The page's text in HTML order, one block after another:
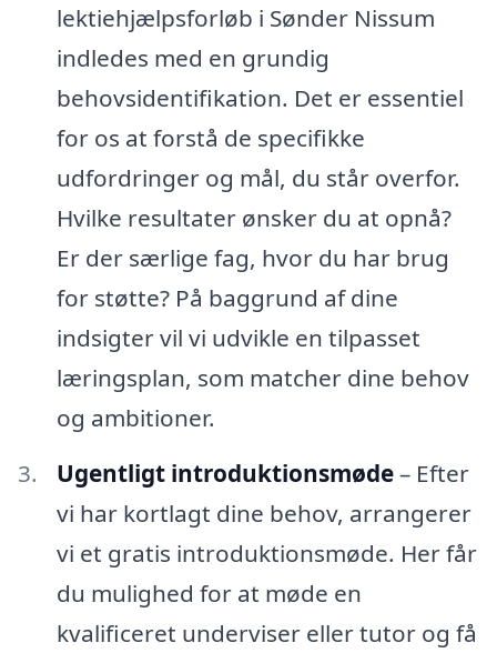
lektiehjælpsforløb i Sønder Nissum
indledes med en grundig
behovsidentifikation. Det er essentiel
for os at forstå de specifikke
udfordringer og mål, du står overfor.
Hvilke resultater ønsker du at opnå?
Er der særlige fag, hvor du har brug
for støtte? På baggrund af dine
indsigter vil vi udvikle en tilpasset
læringsplan, som matcher dine behov
og ambitioner.
Ugentligt introduktionsmøde– Efter
vi har kortlagt dine behov, arrangerer
vi et gratis introduktionsmøde. Her får
du mulighed for at møde en
kvalificeret underviser eller tutor og få